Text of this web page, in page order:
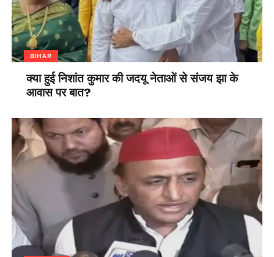
BIHAR
क्या हुई निशांत कुमार की जदयू नेताओं से संजय झा के
आवास पर बात?